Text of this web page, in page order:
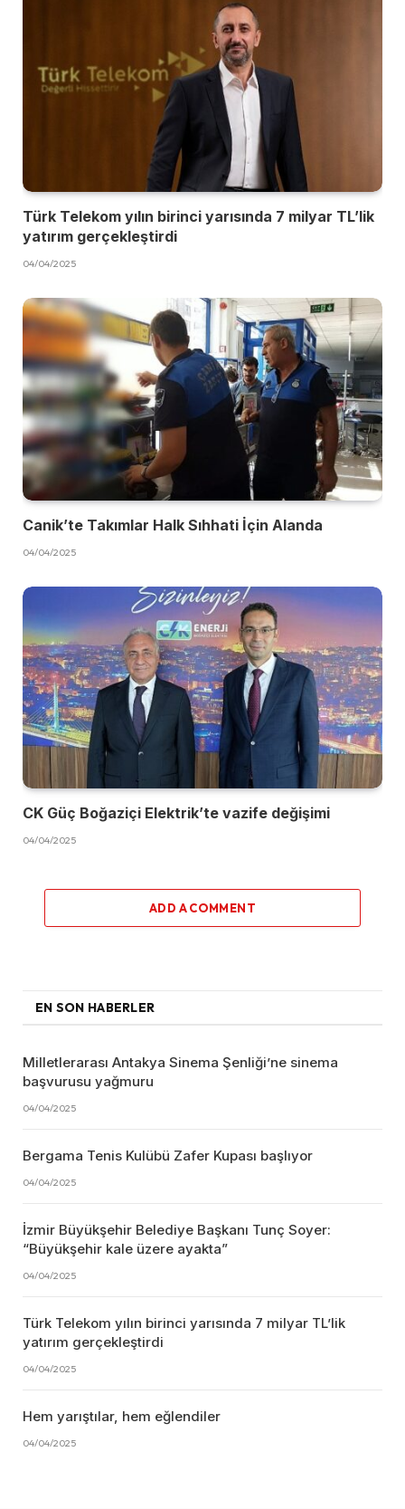
Türk Telekom yılın birinci yarısında 7 milyar TL’lik
yatırım gerçekleştirdi
04/04/2025
Canik’te Takımlar Halk Sıhhati İçin Alanda
04/04/2025
CK Güç Boğaziçi Elektrik’te vazife değişimi
04/04/2025
ADD A COMMENT
EN SON HABERLER
Milletlerarası Antakya Sinema Şenliği’ne sinema
başvurusu yağmuru
04/04/2025
Bergama Tenis Kulübü Zafer Kupası başlıyor
04/04/2025
İzmir Büyükşehir Belediye Başkanı Tunç Soyer:
“Büyükşehir kale üzere ayakta”
04/04/2025
Türk Telekom yılın birinci yarısında 7 milyar TL’lik
yatırım gerçekleştirdi
04/04/2025
Hem yarıştılar, hem eğlendiler
04/04/2025